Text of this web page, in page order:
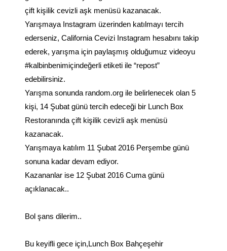
çift kişilik cevizli aşk menüsü kazanacak.
Yarışmaya Instagram üzerinden katılmayı tercih
ederseniz, California Cevizi Instagram hesabını takip
ederek, yarışma için paylaşmış olduğumuz videoyu
#kalbinbenimiçindeğerli etiketi ile “repost”
edebilirsiniz.
Yarışma sonunda random.org ile belirlenecek olan 5
kişi, 14 Şubat günü tercih edeceği bir Lunch Box
Restoranında çift kişilik cevizli aşk menüsü
kazanacak.
Yarışmaya katılım 11 Şubat 2016 Perşembe günü
sonuna kadar devam ediyor.
Kazananlar ise 12 Şubat 2016 Cuma günü
açıklanacak..
Bol şans dilerim..
Bu keyifli gece için,Lunch Box Bahçeşehir